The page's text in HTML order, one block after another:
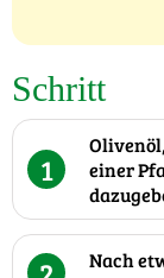
Schritt
1
einer
Nach